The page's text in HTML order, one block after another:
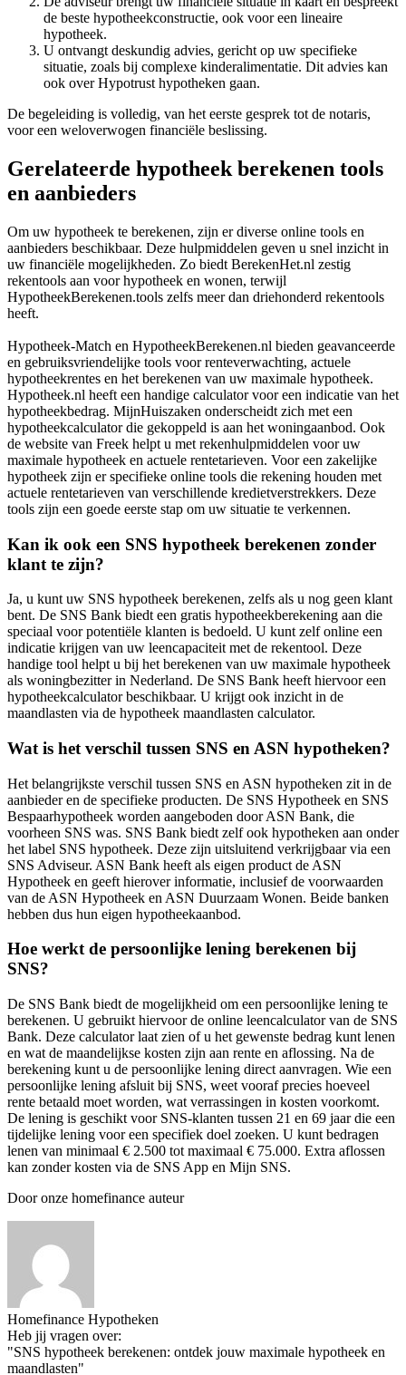
de beste hypotheekconstructie, ook voor een lineaire
hypotheek.
U ontvangt deskundig advies, gericht op uw specifieke
situatie, zoals bij complexe kinderalimentatie. Dit advies kan
ook over Hypotrust hypotheken gaan.
De begeleiding is volledig, van het eerste gesprek tot de notaris,
voor een weloverwogen financiële beslissing.
Gerelateerde hypotheek berekenen tools
en aanbieders
Om uw hypotheek te berekenen, zijn er diverse online tools en
aanbieders beschikbaar. Deze hulpmiddelen geven u snel inzicht in
uw financiële mogelijkheden. Zo biedt BerekenHet.nl zestig
rekentools aan voor hypotheek en wonen, terwijl
HypotheekBerekenen.tools zelfs meer dan driehonderd rekentools
heeft.
Hypotheek-Match en HypotheekBerekenen.nl bieden geavanceerde
en gebruiksvriendelijke tools voor renteverwachting, actuele
hypotheekrentes en het berekenen van uw maximale hypotheek.
Hypotheek.nl heeft een handige calculator voor een indicatie van het
hypotheekbedrag. MijnHuiszaken onderscheidt zich met een
hypotheekcalculator die gekoppeld is aan het woningaanbod. Ook
de website van Freek helpt u met rekenhulpmiddelen voor uw
maximale hypotheek en actuele rentetarieven. Voor een zakelijke
hypotheek zijn er specifieke online tools die rekening houden met
actuele rentetarieven van verschillende kredietverstrekkers. Deze
tools zijn een goede eerste stap om uw situatie te verkennen.
Kan ik ook een SNS hypotheek berekenen zonder
klant te zijn?
Ja, u kunt uw SNS hypotheek berekenen, zelfs als u nog geen klant
bent. De SNS Bank biedt een gratis hypotheekberekening aan die
speciaal voor potentiële klanten is bedoeld. U kunt zelf online een
indicatie krijgen van uw leencapaciteit met de rekentool. Deze
handige tool helpt u bij het berekenen van uw maximale hypotheek
als woningbezitter in Nederland. De SNS Bank heeft hiervoor een
hypotheekcalculator beschikbaar. U krijgt ook inzicht in de
maandlasten via de hypotheek maandlasten calculator.
Wat is het verschil tussen SNS en ASN hypotheken?
Het belangrijkste verschil tussen SNS en ASN hypotheken zit in de
aanbieder en de specifieke producten. De SNS Hypotheek en SNS
Bespaarhypotheek worden aangeboden door ASN Bank, die
voorheen SNS was. SNS Bank biedt zelf ook hypotheken aan onder
het label SNS hypotheek. Deze zijn uitsluitend verkrijgbaar via een
SNS Adviseur. ASN Bank heeft als eigen product de ASN
Hypotheek en geeft hierover informatie, inclusief de voorwaarden
van de ASN Hypotheek en ASN Duurzaam Wonen. Beide banken
hebben dus hun eigen hypotheekaanbod.
Hoe werkt de persoonlijke lening berekenen bij
SNS?
De SNS Bank biedt de mogelijkheid om een persoonlijke lening te
berekenen. U gebruikt hiervoor de online leencalculator van de SNS
Bank. Deze calculator laat zien of u het gewenste bedrag kunt lenen
en wat de maandelijkse kosten zijn aan rente en aflossing. Na de
berekening kunt u de persoonlijke lening direct aanvragen. Wie een
persoonlijke lening afsluit bij SNS, weet vooraf precies hoeveel
rente betaald moet worden, wat verrassingen in kosten voorkomt.
De lening is geschikt voor SNS-klanten tussen 21 en 69 jaar die een
tijdelijke lening voor een specifiek doel zoeken. U kunt bedragen
lenen van minimaal € 2.500 tot maximaal € 75.000. Extra aflossen
kan zonder kosten via de SNS App en Mijn SNS.
Door onze homefinance auteur
Homefinance Hypotheken
Heb jij vragen over:
"SNS hypotheek berekenen: ontdek jouw maximale hypotheek en
maandlasten"